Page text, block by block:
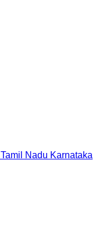
Tamil Nadu Karnataka